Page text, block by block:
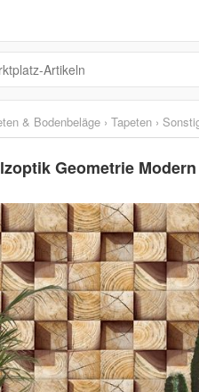
& Bodenbeläge › Tapeten ›
Geometrie